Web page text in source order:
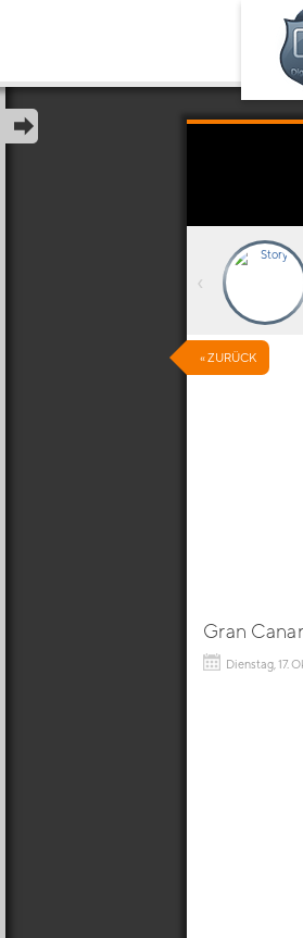
‹
« ZURÜCK
Gran
Dienstag, 17.